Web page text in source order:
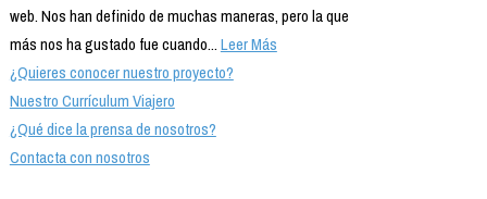
web. Nos han definido de muchas maneras, pero la que
más nos ha gustado fue cuando...Leer Más
¿Quieres conocer nuestro proyecto?
Nuestro Currículum Viajero
¿Qué dice la prensa de nosotros?
Contacta con nosotros